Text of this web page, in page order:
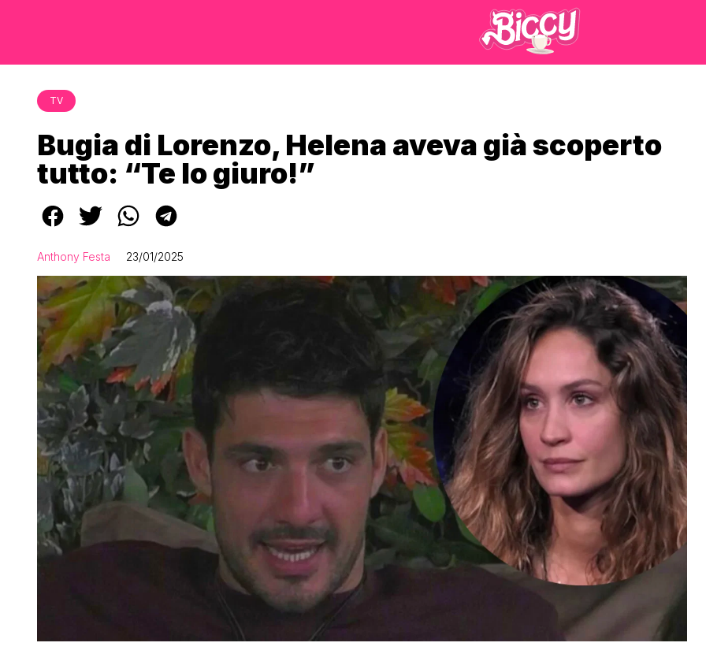
TV
Bugia di Lorenzo, Helena aveva già scoperto
tutto: “Te lo giuro!”
Anthony Festa 23/01/2025